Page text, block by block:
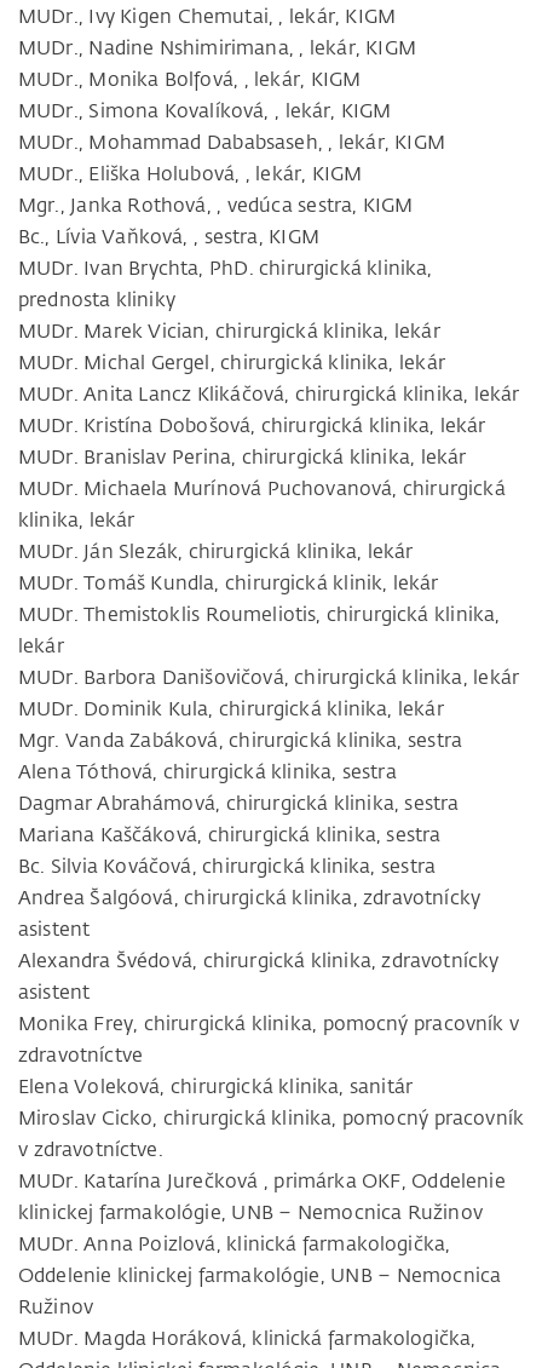
MUDr., Ivy Kigen Chemutai, , lekár, KIGM
MUDr., Nadine Nshimirimana, , lekár, KIGM
MUDr., Monika Bolfová, , lekár, KIGM
MUDr., Simona Kovalíková, , lekár, KIGM
MUDr., Mohammad Dababsaseh, , lekár, KIGM
MUDr., Eliška Holubová, , lekár, KIGM
Mgr., Janka Rothová, , vedúca sestra, KIGM
Bc., Lívia Vaňková, , sestra, KIGM
MUDr. Ivan Brychta, PhD. chirurgická klinika,
prednosta kliniky
MUDr. Marek Vician, chirurgická klinika, lekár
MUDr. Michal Gergel, chirurgická klinika, lekár
MUDr. Anita Lancz Klikáčová, chirurgická klinika, lekár
MUDr. Kristína Dobošová, chirurgická klinika, lekár
MUDr. Branislav Perina, chirurgická klinika, lekár
MUDr. Michaela Murínová Puchovanová, chirurgická
klinika, lekár
MUDr. Ján Slezák, chirurgická klinika, lekár
MUDr. Tomáš Kundla, chirurgická klinik, lekár
MUDr. Themistoklis Roumeliotis, chirurgická klinika,
lekár
MUDr. Barbora Danišovičová, chirurgická klinika, lekár
MUDr. Dominik Kula, chirurgická klinika, lekár
Mgr. Vanda Zabáková, chirurgická klinika, sestra
Alena Tóthová, chirurgická klinika, sestra
Dagmar Abrahámová, chirurgická klinika, sestra
Mariana Kaščáková, chirurgická klinika, sestra
Bc. Silvia Kováčová, chirurgická klinika, sestra
Andrea Šalgóová, chirurgická klinika, zdravotnícky
asistent
Alexandra Švédová, chirurgická klinika, zdravotnícky
asistent
Monika Frey, chirurgická klinika, pomocný pracovník v
zdravotníctve
Elena Voleková, chirurgická klinika, sanitár
Miroslav Cicko, chirurgická klinika, pomocný pracovník
v zdravotníctve.
MUDr. Katarína Jurečková , primárka OKF, Oddelenie
klinickej farmakológie, UNB – Nemocnica Ružinov
MUDr. Anna Poizlová, klinická farmakologička,
Oddelenie klinickej farmakológie, UNB – Nemocnica
Ružinov
MUDr. Magda Horáková, klinická farmakologička,